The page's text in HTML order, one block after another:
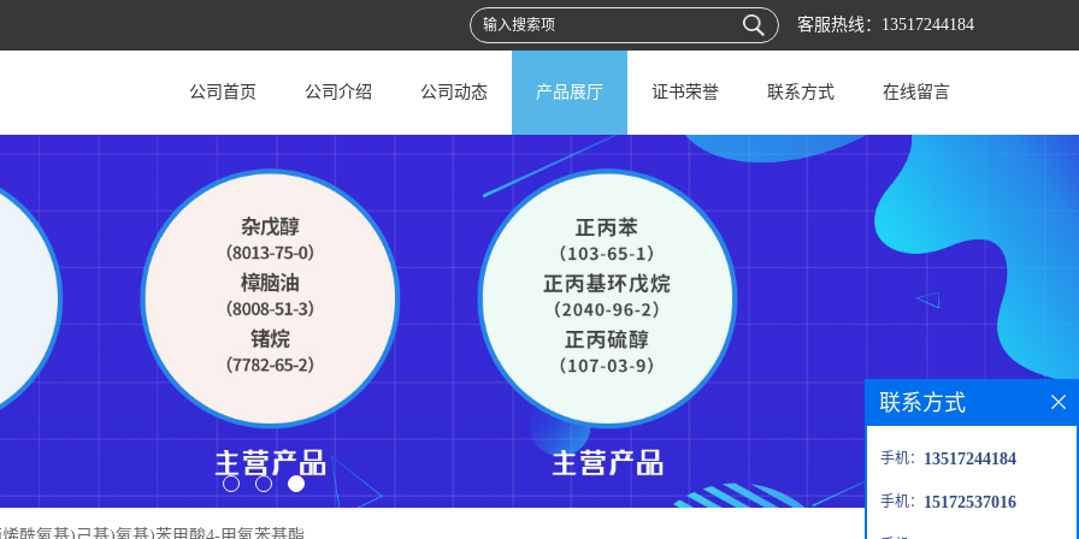
客服热线： 13517244184
公司首页 公司介绍 公司动态 产品展厅 证书荣誉 联系方式 在线留言
联系方式
手机： 13517244184
手机： 15172537016